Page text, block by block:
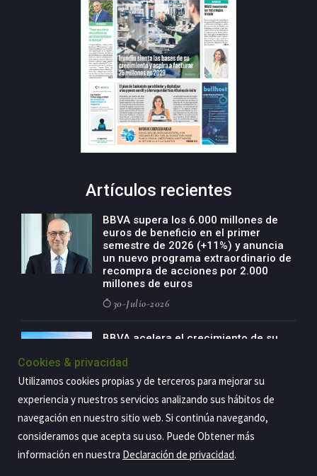
Artículos recientes
BBVA supera los 6.000 millones de
euros de beneficio en el primer
semestre de 2026 (+11%) y anuncia
un nuevo programa extraordinario de
recompra de acciones por 2.000
millones de euros
30-Julio-2026
BBVA acelera el crecimiento de su
de especialización presente en siete
países
29-Julio-2026
Copyright@2026 Estrategia Empresarial
Cookies & privacidad
Utilizamos cookies propias y de terceros para mejorar su
experiencia y nuestros servicios analizando sus hábitos de
navegación en nuestro sitio web. Si continúa navegando,
consideramos que acepta su uso. Puede Obtener más
información en nuestra Declaración de privacidad.